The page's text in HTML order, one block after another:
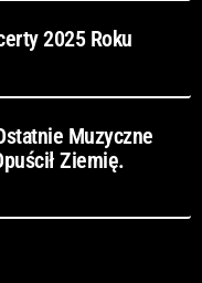
2025 Roku
Muzyczne
Ziemię.